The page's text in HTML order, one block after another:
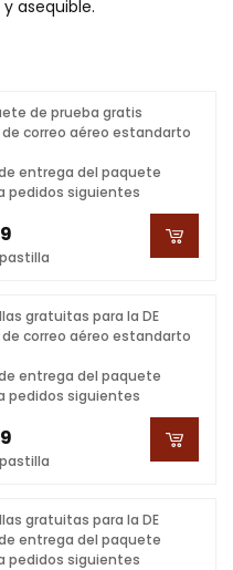
asequible.
de prueba gratis
de correo aéreo estandarto
entrega del paquete
pedidos siguientes
gratuitas para la DE
de correo aéreo estandarto
entrega del paquete
pedidos siguientes
gratuitas para la DE
entrega del paquete
pedidos siguientes